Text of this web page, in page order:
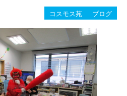
コスモス苑 ブログ